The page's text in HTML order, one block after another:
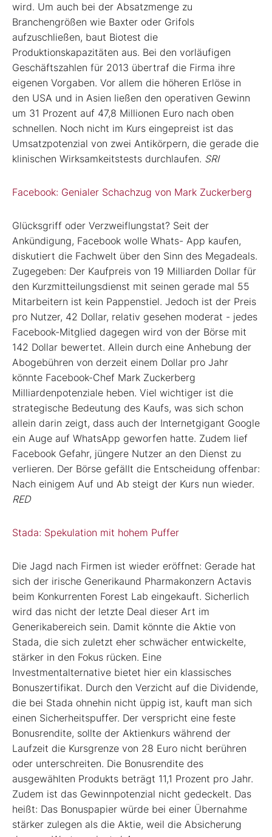
wird. Um auch bei der Absatzmenge zu
Branchengrößen wie Baxter oder Grifols
aufzuschließen, baut Biotest die
Produktionskapazitäten aus. Bei den vorläufigen
Geschäftszahlen für 2013 übertraf die Firma ihre
eigenen Vorgaben. Vor allem die höheren Erlöse in
den USA und in Asien ließen den operativen Gewinn
um 31 Prozent auf 47,8 Millionen Euro nach oben
schnellen. Noch nicht im Kurs eingepreist ist das
Umsatzpotenzial von zwei Antikörpern, die gerade die
klinischen Wirksamkeitstests durchlaufen. SRI
Facebook: Genialer Schachzug von Mark Zuckerberg
Glücksgriff oder Verzweiflungstat? Seit der
Ankündigung, Facebook wolle Whats- App kaufen,
diskutiert die Fachwelt über den Sinn des Megadeals.
Zugegeben: Der Kaufpreis von 19 Milliarden Dollar für
den Kurzmitteilungsdienst mit seinen gerade mal 55
Mitarbeitern ist kein Pappenstiel. Jedoch ist der Preis
pro Nutzer, 42 Dollar, relativ gesehen moderat - jedes
Facebook-Mitglied dagegen wird von der Börse mit
142 Dollar bewertet. Allein durch eine Anhebung der
Abogebühren von derzeit einem Dollar pro Jahr
könnte Facebook-Chef Mark Zuckerberg
Milliardenpotenziale heben. Viel wichtiger ist die
strategische Bedeutung des Kaufs, was sich schon
allein darin zeigt, dass auch der Internetgigant Google
ein Auge auf WhatsApp geworfen hatte. Zudem lief
Facebook Gefahr, jüngere Nutzer an den Dienst zu
verlieren. Der Börse gefällt die Entscheidung offenbar:
Nach einigem Auf und Ab steigt der Kurs nun wieder.
RED
Stada: Spekulation mit hohem Puffer
Die Jagd nach Firmen ist wieder eröffnet: Gerade hat
sich der irische Generikaund Pharmakonzern Actavis
beim Konkurrenten Forest Lab eingekauft. Sicherlich
wird das nicht der letzte Deal dieser Art im
Generikabereich sein. Damit könnte die Aktie von
Stada, die sich zuletzt eher schwächer entwickelte,
stärker in den Fokus rücken. Eine
Investmentalternative bietet hier ein klassisches
Bonuszertifikat. Durch den Verzicht auf die Dividende,
die bei Stada ohnehin nicht üppig ist, kauft man sich
einen Sicherheitspuffer. Der verspricht eine feste
Bonusrendite, sollte der Aktienkurs während der
Laufzeit die Kursgrenze von 28 Euro nicht berühren
oder unterschreiten. Die Bonusrendite des
ausgewählten Produkts beträgt 11,1 Prozent pro Jahr.
Zudem ist das Gewinnpotenzial nicht gedeckelt. Das
heißt: Das Bonuspapier würde bei einer Übernahme
stärker zulegen als die Aktie, weil die Absicherung